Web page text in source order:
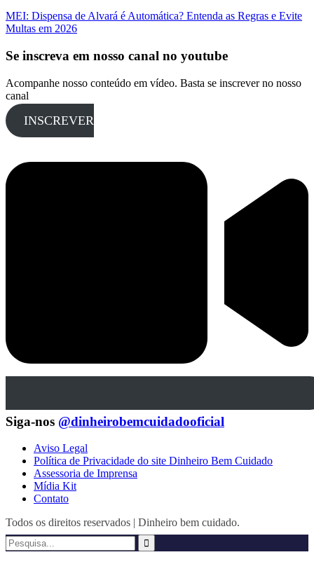
MEI: Dispensa de Alvará é Automática? Entenda as Regras e Evite
Multas em 2026
Se inscreva em nosso canal no youtube
Acompanhe nosso conteúdo em vídeo. Basta se inscrever no nosso
canal
INSCREVER
Siga-nos @dinheirobemcuidadooficial
Aviso Legal
Política de Privacidade do site Dinheiro Bem Cuidado
Assessoria de Imprensa
Mídia Kit
Contato
Todos os direitos reservados | Dinheiro bem cuidado.